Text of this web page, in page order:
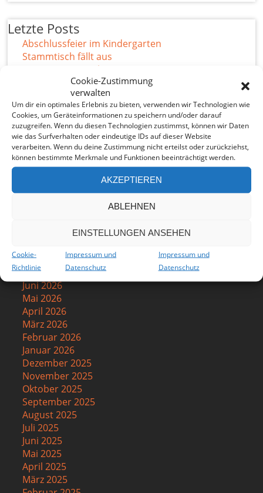
Cookie-Zustimmung
verwalten
Um dir ein optimales Erlebnis zu bieten, verwenden wir Technologien wie
Cookies, um Geräteinformationen zu speichern und/oder darauf
zuzugreifen. Wenn du diesen Technologien zustimmst, können wir Daten
wie das Surfverhalten oder eindeutige IDs auf dieser Website
verarbeiten. Wenn du deine Zustimmung nicht erteilst oder zurückziehst,
können bestimmte Merkmale und Funktionen beeinträchtigt werden.
AKZEPTIEREN
ABLEHNEN
EINSTELLUNGEN ANSEHEN
Cookie-
Richtlinie
Impressum und
Datenschutz
Impressum und
Datenschutz
Letzte Posts
Abschlussfeier im Kindergarten
Stammtisch fällt aus
Mauer stürzt nach Unwetter ein
Sophie-Scholl-SchülerInnen sammeln Spenden in
Höhe von 20 800 Euro
Regenwasser-Projekt wächst
Juli 2026
Juni 2026
Mai 2026
April 2026
März 2026
Februar 2026
Januar 2026
Dezember 2025
November 2025
Oktober 2025
September 2025
August 2025
Juli 2025
Juni 2025
Mai 2025
April 2025
März 2025